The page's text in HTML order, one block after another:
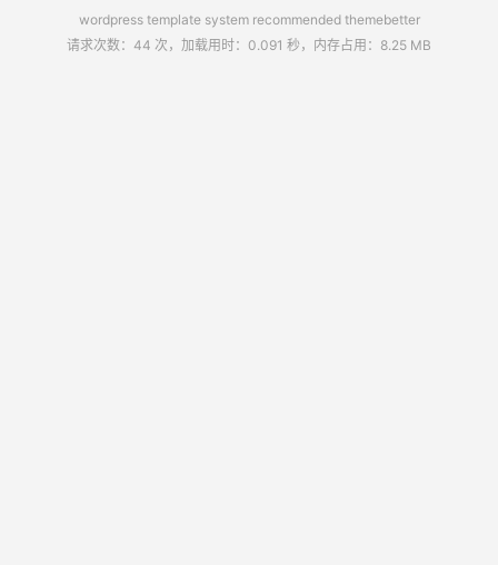
wordpress template system recommended themebetter
请求次数：44 次，加载用时：0.091 秒，内存占用：8.25 MB